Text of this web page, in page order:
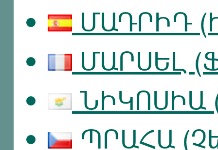
ՄԱԴՐԻԴ
ՄԱՐՍԵԼ
ՆԻԿՈՍԻԱ
ՊՐԱՀԱ